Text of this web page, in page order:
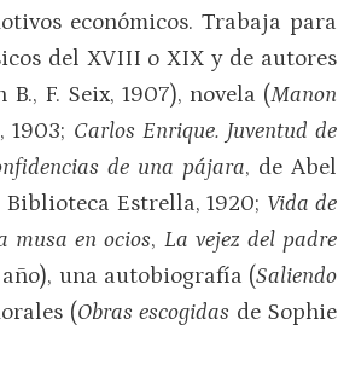
económicos. Trabaja para
del XVIII o XIX y de autores
B., F. Seix, 1907), novela (Manon
1903; Carlos Enrique. Juventud de
de una pájara, de Abel
Estrella, 1920; Vida de
musa en ocios, La vejez del padre
una autobiografía (Saliendo
(Obras escogidas de Sophie